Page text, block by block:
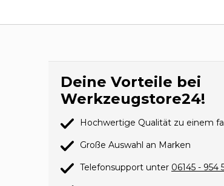
Deine Vorteile bei
Werkzeugstore24!
Hochwertige Qualität zu einem
Große Auswahl an Marken
Telefonsupport unter 06145 - 954